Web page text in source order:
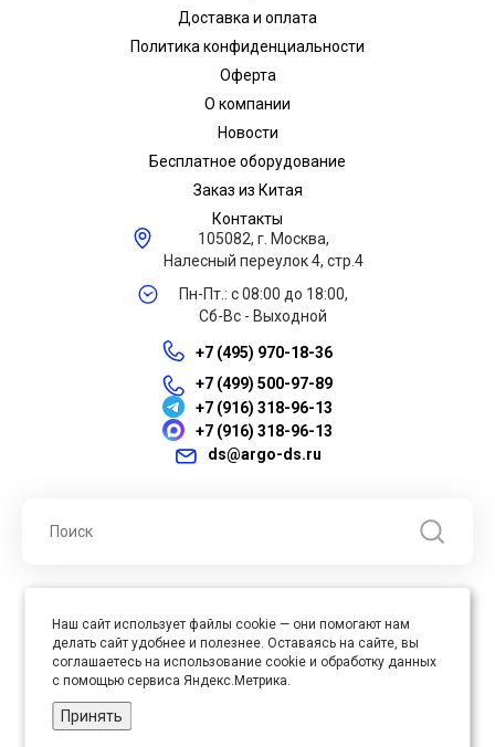
Доставка и оплата
Политика конфиденциальности
Оферта
О компании
Новости
Бесплатное оборудование
Заказ из Китая
Контакты
105082, г. Москва,
Налесный переулок 4, стр.4
Пн-Пт.: с 08:00 до 18:00,
Сб-Вс - Выходной
+7 (495) 970-18-36
+7 (499) 500-97-89
+7 (916) 318-96-13
+7 (916) 318-96-13
ds@argo-ds.ru
права защищены
Юр. адрес : 105005, г. Москва, ул. Бауманская, д.20, стр. 3
Наш сайт использует файлы cookie — они помогают нам
делать сайт удобнее и полезнее. Оставаясь на сайте, вы
соглашаетесь на использование cookie и обработку данных
с помощью сервиса Яндекс.Метрика.
Принять